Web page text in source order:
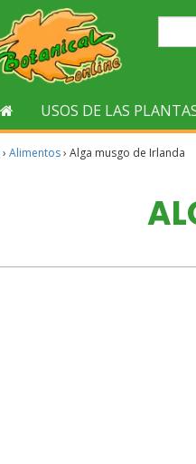
USOS DE LAS
› Alimentos› Alga musgo de Irlanda